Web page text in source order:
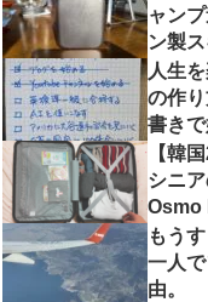
ャン
ン製
人生
の作
書き
【韓
シニア
Osmo
ダー
もう
一人
由。